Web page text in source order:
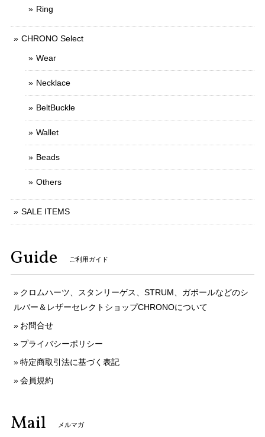
Ring
CHRONO Select
Wear
Necklace
BeltBuckle
Wallet
Beads
Others
SALE ITEMS
Guide ご利用ガイド
クロムハーツ、スタンリーゲス、STRUM、ガボールなどのシ
ルバー＆レザーセレクトショップCHRONOについて
お問合せ
プライバシーポリシー
特定商取引法に基づく表記
会員規約
Mail メルマガ